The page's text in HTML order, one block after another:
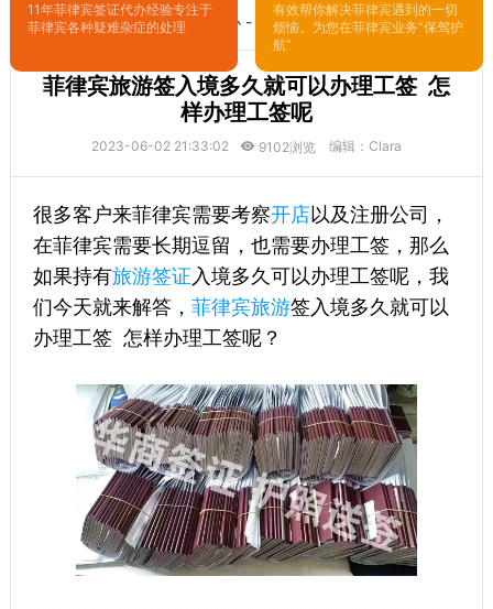
11年菲律宾签证代办经验专注于
菲律宾各种疑难杂症的处理
有效帮你解决菲律宾遇到的一切
烦恼。为您在菲律宾业务“保驾护
航”
您的位置：首页-菲律宾签证代办- 正文
菲律宾旅游签入境多久就可以办理工签 怎
样办理工签呢
2023-06-02 21:33:02 9102浏览 编辑：Clara
很多客户来菲律宾需要考察开店以及注册公司，
在菲律宾需要长期逗留，也需要办理工签，那么
如果持有旅游签证 入境多久可以办理工签呢，我
们今天就来解答， 菲律宾旅游签入境多久就可以
办理工签 怎样办理工签呢？